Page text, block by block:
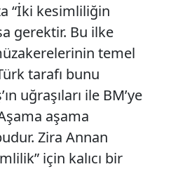
“İki kesimliliğin
gerektir. Bu ilke
temel
tarafı bunu
uğraşıları ile BM’ye
aşama
Zira Annan
için kalıcı bir